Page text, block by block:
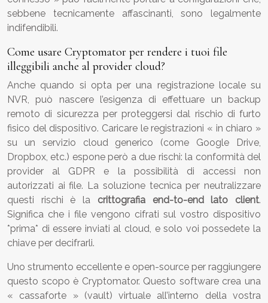
sebbene tecnicamente affascinanti, sono legalmente
indifendibili.
Come usare Cryptomator per rendere i tuoi file
illeggibili anche al provider cloud?
Anche quando si opta per una registrazione locale su
NVR, può nascere l’esigenza di effettuare un backup
remoto di sicurezza per proteggersi dal rischio di furto
fisico del dispositivo. Caricare le registrazioni « in chiaro »
su un servizio cloud generico (come Google Drive,
Dropbox, etc.) espone però a due rischi: la conformità del
provider al GDPR e la possibilità di accessi non
autorizzati ai file. La soluzione tecnica per neutralizzare
questi rischi è la crittografia end-to-end lato client.
Significa che i file vengono cifrati sul vostro dispositivo
*prima* di essere inviati al cloud, e solo voi possedete la
chiave per decifrarli.
Uno strumento eccellente e open-source per raggiungere
questo scopo è Cryptomator. Questo software crea una
« cassaforte » (vault) virtuale all’interno della vostra